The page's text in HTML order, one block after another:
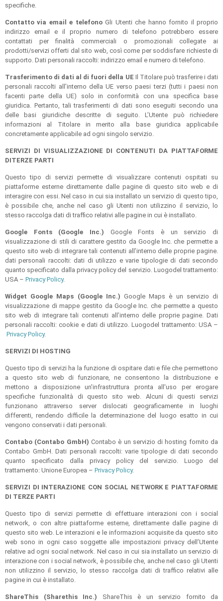
specifiche.
Contatto via email e telefonoGli Utenti che hanno fornito il proprio
indirizzo email e il proprio numero di telefono potrebbero essere
contattati per finalità commerciali o promozionali collegate ai
prodotti/servizi offerti dal sito web, così come per soddisfare richieste di
supporto. Dati personali raccolti: indirizzo email e numero di telefono.
Trasferimento di dati al di fuori della UE Il Titolare può trasferire i dati
personali raccolti all’interno della UE verso paesi terzi (tutti i paesi non
facenti parte della UE) solo in conformità con una specifica base
giuridica. Pertanto, tali trasferimenti di dati sono eseguiti secondo una
delle basi giuridiche descritte di seguito. L’Utente può richiedere
informazioni al Titolare in merito alla base giuridica applicabile
concretamente applicabile ad ogni singolo servizio.
SERVIZI DI VISUALIZZAZIONE DI CONTENUTI DA PIATTAFORME
DITERZE PARTI
Questo tipo di servizi permette di visualizzare contenuti ospitati su
piattaforme esterne direttamente dalle pagine di questo sito web e di
interagire con essi. Nel caso in cui sia installato un servizio di questo tipo,
è possibile che, anche nel caso gli Utenti non utilizzino il servizio, lo
stesso raccolga dati di traffico relativi alle pagine in cui è installato.
Google Fonts (Google Inc.) Google Fonts è un servizio di
visualizzazione di stili di carattere gestito da Google Inc. che permette a
questo sito web di integrare tali contenuti all’interno delle proprie pagine.
dati personali raccolti: dati di utilizzo e varie tipologie di dati secondo
quanto specificato dalla privacy policy del servizio. Luogodel trattamento:
USA – Privacy Policy.
Widget Google Maps (Google Inc.) Google Maps è un servizio di
visualizzazione di mappe gestito da Google Inc. che permette a questo
sito web di integrare tali contenuti all’interno delle proprie pagine. Dati
personali raccolti: cookie e dati di utilizzo. Luogodel trattamento: USA –
Privacy Policy.
SERVIZI DI HOSTING
Questo tipo di servizi ha la funzione di ospitare dati e file che permettono
a questo sito web di funzionare, ne consentono la distribuzione e
mettono a disposizione un'infrastruttura pronta all'uso per erogare
specifiche funzionalità di questo sito web. Alcuni di questi servizi
funzionano attraverso server dislocati geograficamente in luoghi
differenti, rendendo difficile la determinazione del luogo esatto in cui
vengono conservati i dati personali.
Contabo (Contabo GmbH) Contabo è un servizio di hosting fornito da
Contabo GmbH. Dati personali raccolti: varie tipologie di dati secondo
quanto specificato dalla privacy policy del servizio. Luogo del
trattamento: Unione Europea – Privacy Policy.
SERVIZI DI INTERAZIONE CON SOCIAL NETWORK E PIATTAFORME
DI TERZE PARTI
Questo tipo di servizi permette di effettuare interazioni con i social
network, o con altre piattaforme esterne, direttamente dalle pagine di
questo sito web. Le interazioni e le informazioni acquisite da questo sito
web sono in ogni caso soggette alle impostazioni privacy dell’Utente
relative ad ogni social network. Nel caso in cui sia installato un servizio di
interazione con i social network, è possibile che, anche nel caso gli Utenti
non utilizzino il servizio, lo stesso raccolga dati di traffico relativi alle
pagine in cui è installato.
ShareThis (Sharethis Inc.) ShareThis è un servizio fornito da